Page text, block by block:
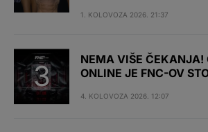
1. KOLOVOZA 2026. 21:37
NEMA VIŠE ČEKANJA!
ONLINE JE FNC-OV
4. KOLOVOZA 2026. 12:07